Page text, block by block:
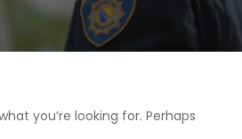
you’re looking for. Perhaps